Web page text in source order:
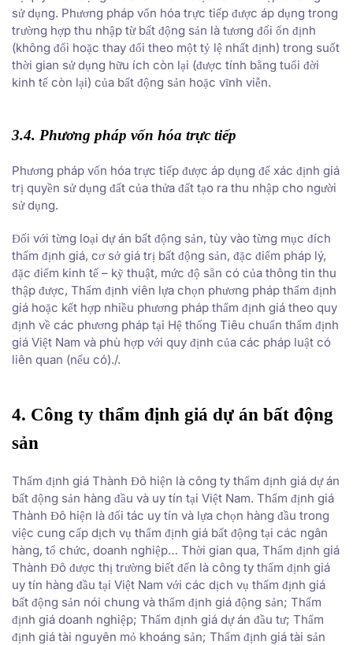
sử dụng. Phương pháp vốn hóa trực tiếp được áp dụng trong
trường hợp thu nhập từ bất động sản là tương đối ổn định
(không đổi hoặc thay đổi theo một tỷ lệ nhất định) trong suốt
thời gian sử dụng hữu ích còn lại (được tính bằng tuổi đời
kinh tế còn lại) của bất động sản hoặc vĩnh viễn.
3.4. Phương pháp vốn hóa trực tiếp
Phương pháp vốn hóa trực tiếp được áp dụng để xác định giá
trị quyền sử dụng đất của thửa đất tạo ra thu nhập cho người
sử dụng.
Đối với từng loại dự án bất động sản, tùy vào từng mục đích
thẩm định giá, cơ sở giá trị bất động sản, đặc điểm pháp lý,
đặc điểm kinh tế – kỹ thuật, mức độ sẵn có của thông tin thu
thập được, Thẩm định viên lựa chọn phương pháp thẩm định
giá hoặc kết hợp nhiều phương pháp thẩm định giá theo quy
định về các phương pháp tại Hệ thống Tiêu chuẩn thẩm định
giá Việt Nam và phù hợp với quy định của các pháp luật có
liên quan (nếu có)./.
4. Công ty thẩm định giá dự án bất động
sản
Thẩm định giá Thành Đô hiện là công ty thẩm định giá dự án
bất động sản hàng đầu và uy tín tại Việt Nam. Thẩm định giá
Thành Đô hiện là đối tác uy tín và lựa chọn hàng đầu trong
việc cung cấp dịch vụ thẩm định giá bất động tại các ngân
hàng, tổ chức, doanh nghiệp… Thời gian qua, Thẩm định giá
Thành Đô được thị trường biết đến là công ty thẩm định giá
uy tín hàng đầu tại Việt Nam với các dịch vụ thẩm định giá
bất động sản nói chung và thẩm định giá động sản; Thẩm
định giá doanh nghiệp; Thẩm định giá dự án đầu tư; Thẩm
định giá tài nguyên mỏ khoáng sản; Thẩm định giá tài sản